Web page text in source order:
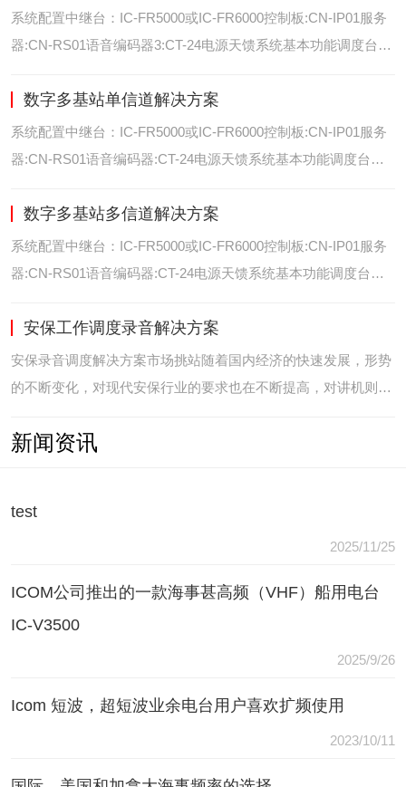
位功能是艾可慕数字系统的标
系统配置中继台：IC-FR5000或IC-FR6000控制板:CN-IP01服务
器:CN-RS01语音编码器3:CT-24电源天馈系统基本功能调度台录
室内定位艾可慕数字电台具备GPS数据上传功能。而GPS定位功
能是艾可慕数字系统的
数字多基站单信道解决方案
系统配置中继台：IC-FR5000或IC-FR6000控制板:CN-IP01服务
器:CN-RS01语音编码器:CT-24电源天馈系统基本功能调度台录
通过IP网络互联，通过成熟可靠的网络技术，艾可慕数字通讯将
延伸到世界的每一个角落。
数字多基站多信道解决方案
系统配置中继台：IC-FR5000或IC-FR6000控制板:CN-IP01服务
器:CN-RS01语音编码器:CT-24电源天馈系统基本功能调度台录
之间通过IP网络互联，通过成熟可靠的网络技术，艾可慕数字通
讯将延伸到世界的每一个角
安保工作调度录音解决方案
安保录音调度解决方案市场挑站随着国内经济的快速发展，形势
的不断变化，对现代安保行业的要求也在不断提高，对讲机则是
讯需要，常常会出现以下问题：（1）无可靠的报等多种保障手
新闻资讯
test
2025/11/25
ICOM公司推出的一款海事甚高频（VHF）船用电台
IC-V3500
2025/9/26
Icom 短波，超短波业余电台用户喜欢扩频使用
2023/10/11